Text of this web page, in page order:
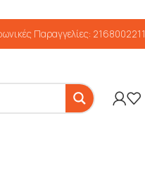
Παραγγελίες: 2168002211